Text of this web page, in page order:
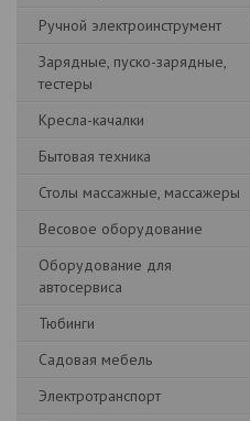
Ручной электроинструмент
Зарядные, пуско-зарядные,
тестеры
Кресла-качалки
Бытовая техника
Столы массажные, массажеры
Весовое оборудование
Оборудование для
автосервиса
Тюбинги
Садовая мебель
Электротранспорт